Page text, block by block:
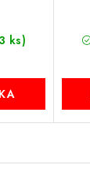
ks)